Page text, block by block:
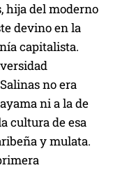
hija del moderno
devino en la
capitalista.
no era
ni a la de
cultura de esa
y mulata.